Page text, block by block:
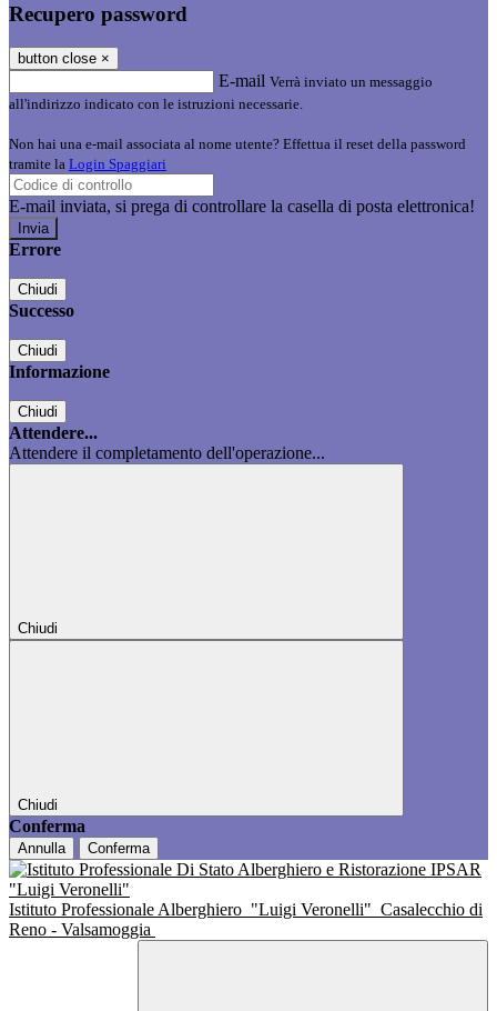
Recupero password
button close ×
E-mail Verrà inviato un messaggio
all'indirizzo indicato con le istruzioni necessarie.
Non hai una e-mail associata al nome utente? Effettua il reset della password
tramite la Login Spaggiari
E-mail inviata, si prega di controllare la casella di posta elettronica!
Errore
Chiudi
Successo
Chiudi
Informazione
Chiudi
Attendere...
Attendere il completamento dell'operazione...
Chiudi
Chiudi
Conferma
Annulla Conferma
Istituto Professionale Alberghiero "Luigi Veronelli" Casalecchio di
Reno - Valsamoggia